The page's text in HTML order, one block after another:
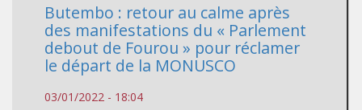
Butembo : retour au calme après
des manifestations du « Parlement
debout de Fourou » pour réclamer
le départ de la MONUSCO
03/01/2022 - 18:04